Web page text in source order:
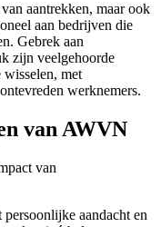
aantrekken, maar ook
aan bedrijven die
Gebrek aan
zijn veelgehoorde
wisselen, met
werknemers.
van AWVN
van
aandacht en